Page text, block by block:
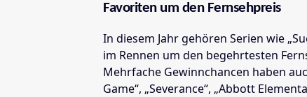
Favoriten um den Fernsehpreis
In diesem Jahr gehören Serien wie
im Rennen um den begehrtesten
Mehrfache Gewinnchancen haben
Game“, „Severance“, „Abbott